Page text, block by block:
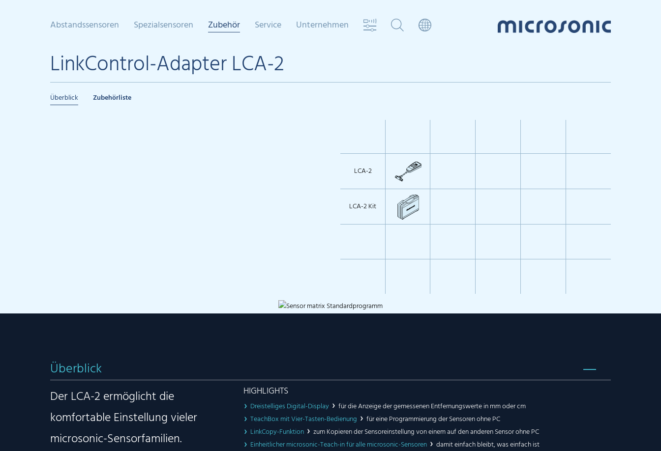
Abstandssensoren Spezialsensoren Zubehör Service Unternehmen
LinkControl-Adapter LCA-2
Überblick Zubehörliste
LCA-2
LCA-2 Kit
Überblick
Der LCA-2 ermöglicht die
komfortable Einstellung vieler
microsonic-Sensorfamilien.
HIGHLIGHTS
Dreistelliges Digital-Display
für die Anzeige der gemessenen Entfernungswerte in mm oder cm
TeachBox mit Vier-Tasten-Bedienung
für eine Programmierung der Sensoren ohne PC
LinkCopy-Funktion
zum Kopieren der Sensoreinstellung von einem auf den anderen Sensor ohne PC
Einheitlicher microsonic-Teach-in für alle microsonic-Sensoren
damit einfach bleibt, was einfach ist